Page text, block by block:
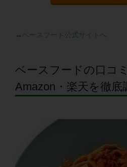
→ ベースフード公式サイトへ
ベースフードの口コ
Amazon・楽天を徹底